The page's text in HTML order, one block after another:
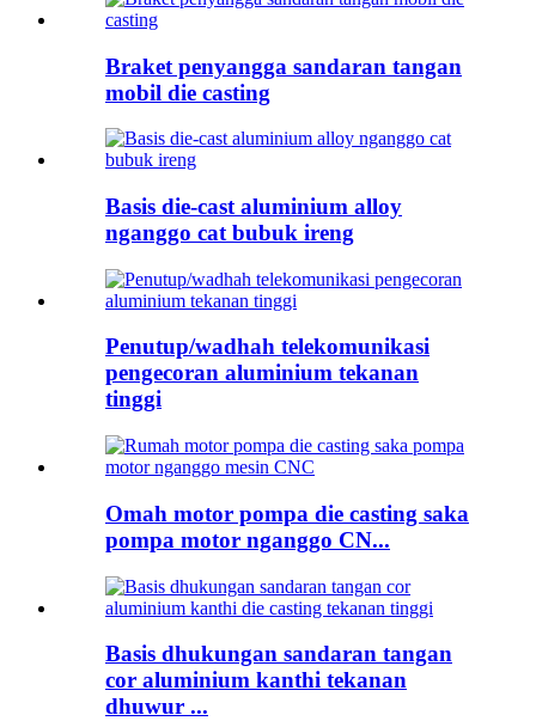
Braket penyangga sandaran tangan
mobil die casting
Basis die-cast aluminium alloy
nganggo cat bubuk ireng
Penutup/wadhah telekomunikasi
pengecoran aluminium tekanan
tinggi
Omah motor pompa die casting saka
pompa motor nganggo CN...
Basis dhukungan sandaran tangan
cor aluminium kanthi tekanan
dhuwur ...